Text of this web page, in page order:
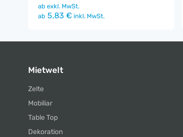
ab exkl. MwSt.
ab 5,83 € inkl. MwSt.
Mietwelt
Zelte
Mobiliar
Table Top
Dekoration